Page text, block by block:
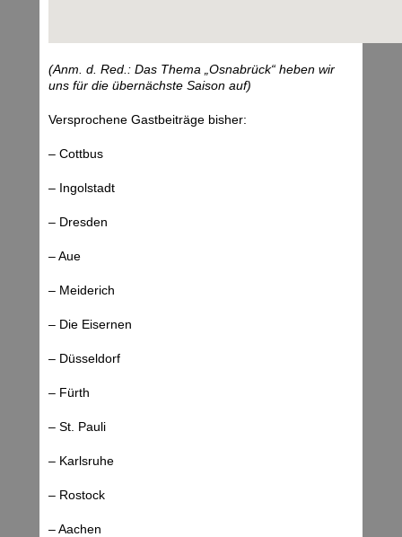
(Anm. d. Red.: Das Thema „Osnabrück“ heben wir
uns für die übernächste Saison auf)
Versprochene Gastbeiträge bisher:
– Cottbus
– Ingolstadt
– Dresden
– Aue
– Meiderich
– Die Eisernen
– Düsseldorf
– Fürth
– St. Pauli
– Karlsruhe
– Rostock
– Aachen